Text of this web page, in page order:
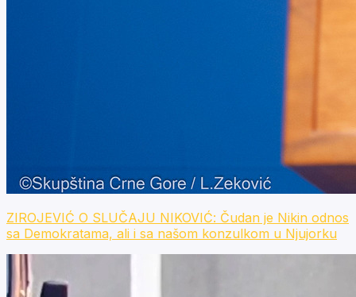
ZIROJEVIĆ O SLUČAJU NIKOVIĆ: Čudan je Nikin odnos
sa Demokratama, ali i sa našom konzulkom u Njujorku